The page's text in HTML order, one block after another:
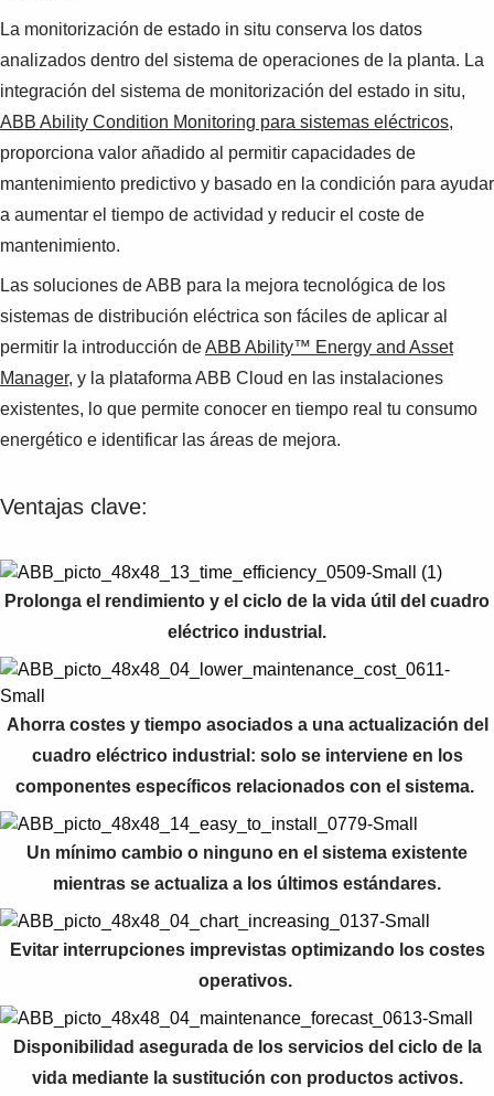
La monitorización de estado in situ conserva los datos
analizados dentro del sistema de operaciones de la planta. La
integración del sistema de monitorización del estado in situ,
ABB Ability Condition Monitoring para sistemas eléctricos,
proporciona valor añadido al permitir capacidades de
mantenimiento predictivo y basado en la condición para ayudar
a aumentar el tiempo de actividad y reducir el coste de
mantenimiento.
Las soluciones de ABB para la mejora tecnológica de los
sistemas de distribución eléctrica son fáciles de aplicar al
permitir la introducción deABB Ability™ Energy and Asset
Manager, y la plataforma ABB Cloud en las instalaciones
existentes, lo que permite conocer en tiempo real tu consumo
energético e identificar las áreas de mejora.
Ventajas clave:
Prolonga el rendimiento y el ciclo de la vida útil del cuadro
eléctrico industrial.
Ahorra costes y tiempo asociados a una actualización del
cuadro eléctrico industrial: solo se interviene en los
componentes específicos relacionados con el sistema.
Un mínimo cambio o ninguno en el sistema existente
mientras se actualiza a los últimos estándares.
Evitar interrupciones imprevistas optimizando los costes
operativos.
Disponibilidad asegurada de los servicios del ciclo de la
vida mediante la sustitución con productos activos.